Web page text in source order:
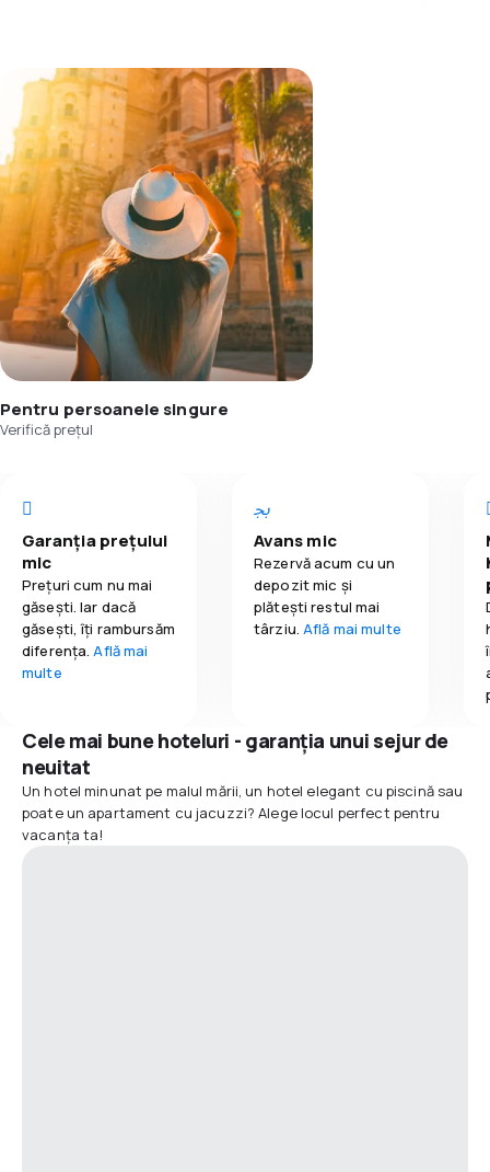
Pentru persoanele singure
Verifică prețul
Garanția prețului
mic
Prețuri cum nu mai
găsești. Iar dacă
găseşti, îți rambursăm
diferența.Află mai
multe
Avans mic
Rezervă acum cu un
depozit mic și
plătești restul mai
târziu.Află mai multe
Cele mai bune hoteluri - garanția unui sejur de
neuitat
Un hotel minunat pe malul mării, un hotel elegant cu piscină sau
poate un apartament cu jacuzzi? Alege locul perfect pentru
vacanța ta!